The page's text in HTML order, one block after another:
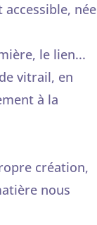
née
le lien...
vitrail, en
à la
création,
nous